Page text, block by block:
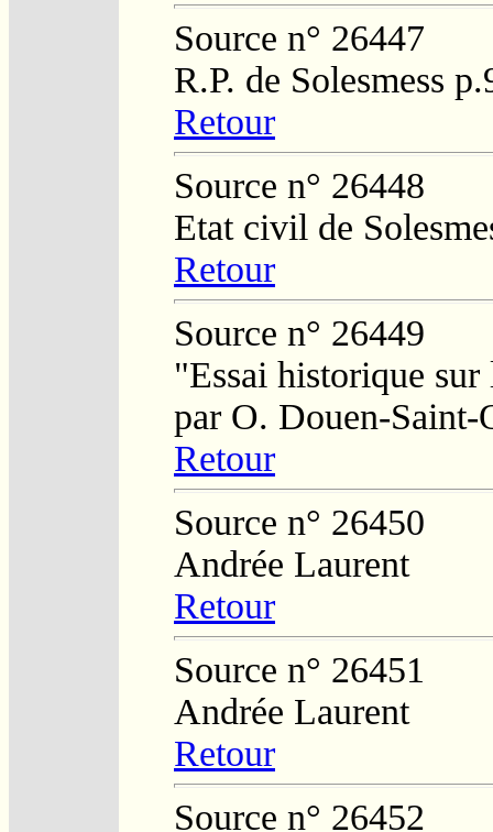
Source n° 26447
R.P. de Solesmess
Retour
Source n° 26448
Etat civil de
Retour
Source n° 26449
"Essai historique
par O. Douen-Saint-
Retour
Source n° 26450
Andrée Laurent
Retour
Source n° 26451
Andrée Laurent
Retour
Source n° 26452